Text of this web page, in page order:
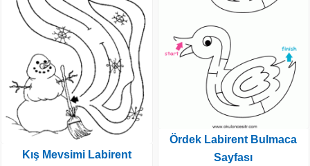
Kış Mevsimi Labirent
Ördek Labirent Bulmaca
Sayfası